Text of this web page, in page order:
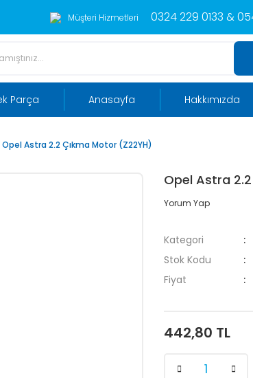
Müşteri Hizmetleri 0324 229 0133 &
Parça Anasayfa Hakkımızda
Opel Astra 2.2 Çıkma Motor (Z22YH)
Opel Astra
Yorum Yap
Kategori
Stok Kodu
Fiyat
442,80 TL